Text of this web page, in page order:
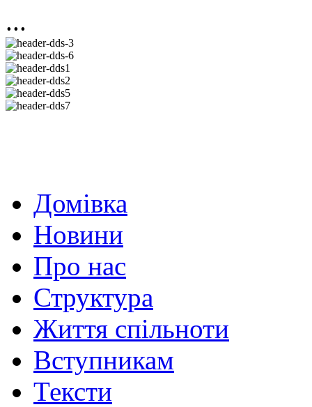
...
Домівка
Новини
Про нас
Структура
Життя спільноти
Вступникам
Тексти